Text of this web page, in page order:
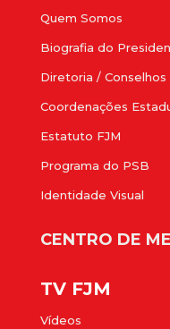
Quem Somos
Biografia do
Diretoria / Conselhos
Coordenações
Estatuto FJM
Programa do PSB
Identidade Visual
CENTRO DE
TV FJM
Vídeos